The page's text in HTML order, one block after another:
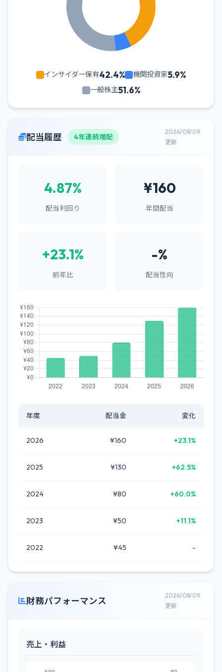
インサイダー保有42.4% 機関投資家5.9%
一般株主51.6%
配当履歴 4年連続増配
2026/08/09
更新
4.87%
配当利回り
¥160
年間配当
+23.1%
前年比
-%
配当性向
年度 配当金 変化
2026 ¥160 +23.1%
2025 ¥130 +62.5%
2024 ¥80 +60.0%
2023 ¥50 +11.1%
2022 ¥45 -
財務パフォーマンス
2026/08/09
更新
売上・利益